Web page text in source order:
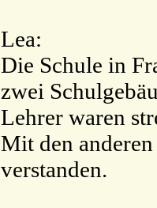
Lea:
Die Schule in
zwei
Lehrer waren
Mit den
verstanden.